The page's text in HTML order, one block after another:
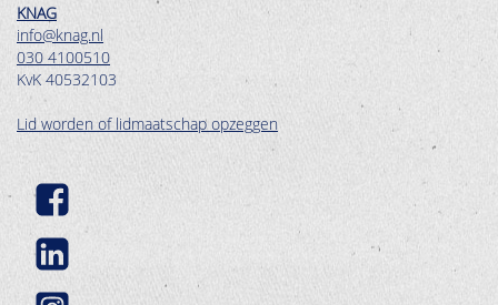
KNAG
info@knag.nl
030 4100510
KvK 40532103
Lid worden of lidmaatschap opzeggen